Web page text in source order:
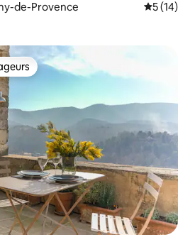
de-Provence Note
5 (14)
parmi les plus aimés